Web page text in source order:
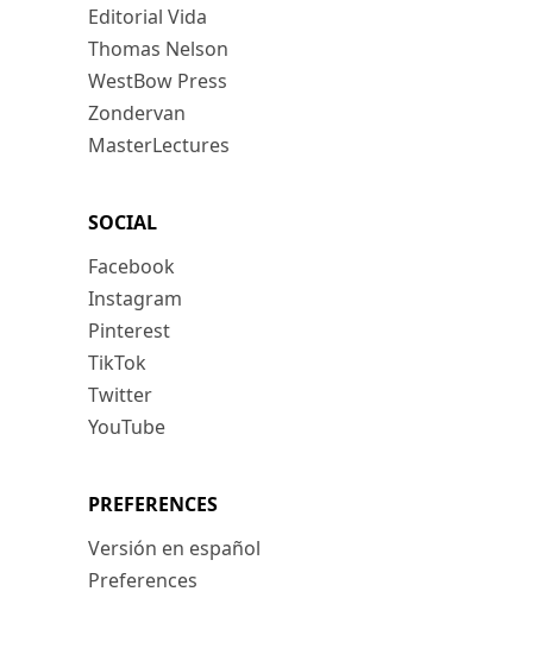
Editorial Vida
Thomas Nelson
WestBow Press
Zondervan
MasterLectures
SOCIAL
Facebook
Instagram
Pinterest
TikTok
Twitter
YouTube
PREFERENCES
Versión en español
Preferences